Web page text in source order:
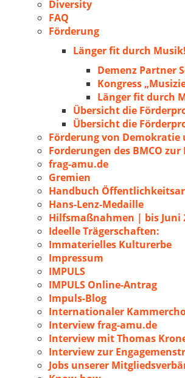
Diversity
FAQ
Förderung
Länger fit durch Musik!
Demenz Partner
Kongress
Länger fit durch
Übersicht die
Übersicht die
Förderung von
Forderungen des BMCO
frag-amu.de
Gremien
Handbuch
Hans-Lenz-Medaille
Hilfsmaßnahmen | bis Juni
Ideelle Trägerschaften:
Immaterielles Kulturerbe
Impressum
IMPULS
IMPULS Online-Antrag
Impuls-Blog
Internationaler
Interview frag-amu.de
Interview mit Thomas
Interview zur
Jobs unserer